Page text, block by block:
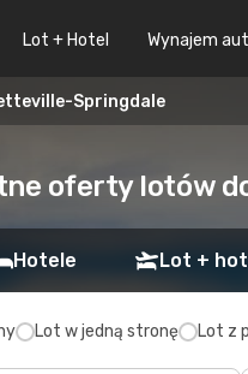
Lot + Hotel Wynajem aut
Springdale
oferty lotów
Hotele Lot +
Lot w jedną stronę Lot z